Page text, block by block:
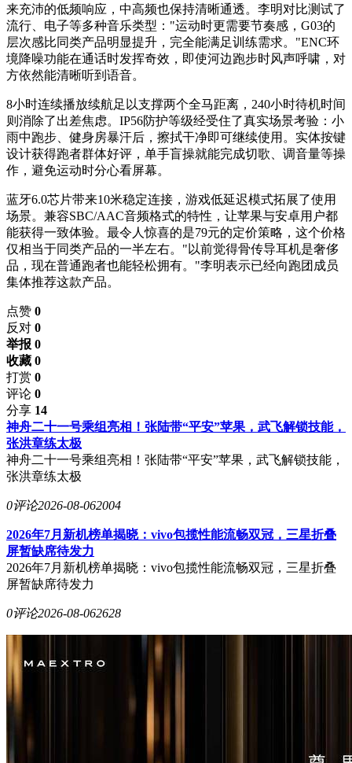
来充沛的低频响应，中高频也保持清晰通透。李明对比测试了
流行、电子等多种音乐类型："运动时更需要节奏感，G03的
层次感比同类产品明显提升，完全能满足训练需求。"ENC环
境降噪功能在通话时发挥奇效，即使河边跑步时风声呼啸，对
方依然能清晰听到语音。
8小时连续播放续航足以支撑两个全马距离，240小时待机时间
则消除了出差焦虑。IP56防护等级经受住了真实场景考验：小
雨中跑步、健身房暴汗后，擦拭干净即可继续使用。实体按键
设计获得跑者群体好评，单手盲操就能完成切歌、调音量等操
作，避免运动时分心看屏幕。
蓝牙6.0芯片带来10米稳定连接，游戏低延迟模式拓展了使用
场景。兼容SBC/AAC音频格式的特性，让苹果与安卓用户都
能获得一致体验。最令人惊喜的是79元的定价策略，这个价格
仅相当于同类产品的一半左右。"以前觉得骨传导耳机是奢侈
品，现在普通跑者也能轻松拥有。"李明表示已经向跑团成员
集体推荐这款产品。
点赞 0
反对 0
举报 0
收藏 0
打赏 0
评论 0
分享 14
神舟二十一号乘组亮相！张陆带“平安”苹果，武飞解锁技能，
张洪章练太极
神舟二十一号乘组亮相！张陆带“平安”苹果，武飞解锁技能，
张洪章练太极
0评论2026-08-062004
2026年7月新机榜单揭晓：vivo包揽性能流畅双冠，三星折叠
屏暂缺席待发力
2026年7月新机榜单揭晓：vivo包揽性能流畅双冠，三星折叠
屏暂缺席待发力
0评论2026-08-062628